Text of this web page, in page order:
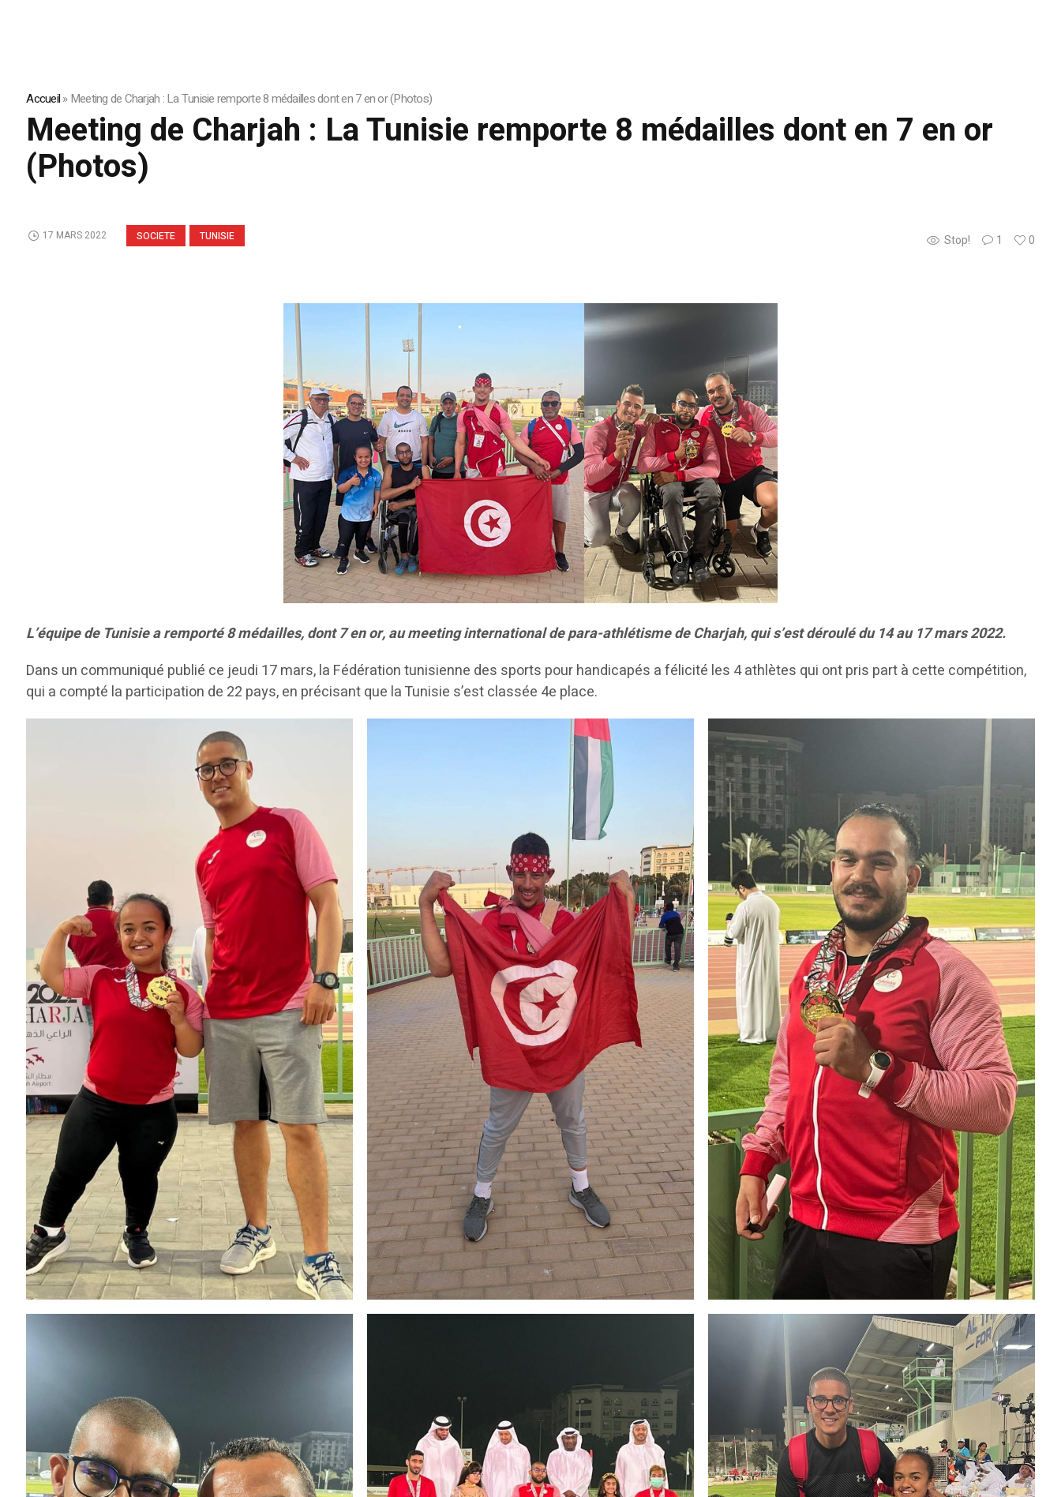
Accueil»Meeting de Charjah : La Tunisie remporte 8 médailles dont en 7 en or (Photos)
Meeting de Charjah : La Tunisie remporte 8 médailles dont en 7 en or
(Photos)
SOCIETE TUNISIE Stop! 1 0
17 MARS 2022
L’équipe de Tunisie a remporté 8 médailles, dont 7 en or, au meeting international de para-athlétisme de Charjah, qui s’est déroulé du 14 au 17 mars 2022.
Dans un communiqué publié ce jeudi 17 mars, la Fédération tunisienne des sports pour handicapés a félicité les 4 athlètes qui ont pris part à cette compétition,
qui a compté la participation de 22 pays, en précisant que la Tunisie s’est classée 4e place.